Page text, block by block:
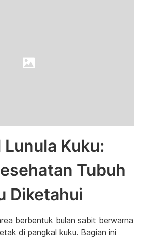
Kuku:
Tubuh
Diketahui
berbentuk bulan sabit berwarna
di pangkal kuku. Bagian ini